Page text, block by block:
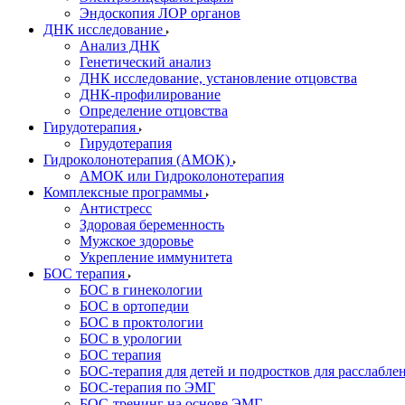
Эндоскопия ЛОР органов
ДНК исследование
Анализ ДНК
Генетический анализ
ДНК исследование, установление отцовства
ДНК-профилирование
Определение отцовства
Гирудотерапия
Гирудотерапия
Гидроколонотерапия (АМОК)
АМОК или Гидроколонотерапия
Комплексные программы
Антистресс
Здоровая беременность
Мужское здоровье
Укрепление иммунитета
БОС терапия
БОС в гинекологии
БОС в ортопедии
БОС в проктологии
БОС в урологии
БОС терапия
БОС-терапия для детей и подростков для
БОС-терапия по ЭМГ